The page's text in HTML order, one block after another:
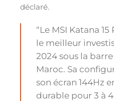
déclaré.
“Le MSI Katana
le meilleur
2024 sous la
Maroc. Sa
son écran 144Hz
durable pour 3 à